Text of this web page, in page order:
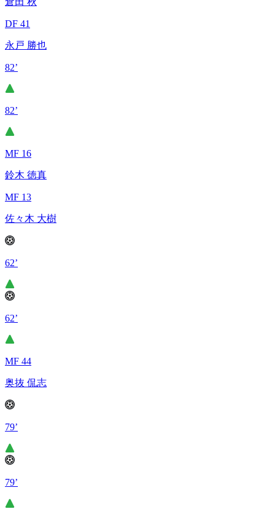
DF 41
永戸 勝也
82’
82’
MF 16
鈴木 徳真
MF 13
佐々木 大樹
62’
62’
MF 44
奥抜 侃志
79’
79’